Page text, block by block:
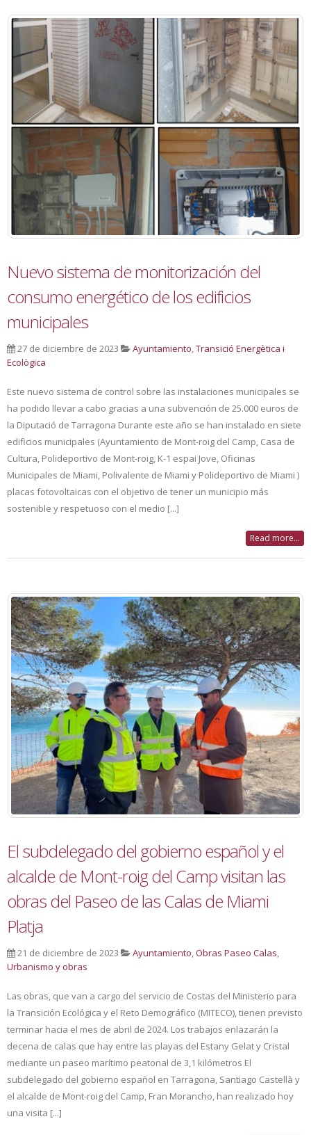
Nuevo sistema de monitorización del
consumo energético de los edificios
municipales
27 de diciembre de 2023 Ayuntamiento,Transició Energètica i
Ecològica
Este nuevo sistema de control sobre las instalaciones municipales se
ha podido llevar a cabo gracias a una subvención de 25.000 euros de
la Diputació de Tarragona Durante este año se han instalado en siete
edificios municipales (Ayuntamiento de Mont-roig del Camp, Casa de
Cultura, Polideportivo de Mont-roig, K-1 espai Jove, Oficinas
Municipales de Miami, Polivalente de Miami y Polideportivo de Miami )
placas fotovoltaicas con el objetivo de tener un municipio más
sostenible y respetuoso con el medio [...]
Read more...
El subdelegado del gobierno español y el
alcalde de Mont-roig del Camp visitan las
obras del Paseo de las Calas de Miami
Platja
21 de diciembre de 2023 Ayuntamiento,Obras Paseo Calas,
Urbanismo y obras
Las obras, que van a cargo del servicio de Costas del Ministerio para
la Transición Ecológica y el Reto Demográfico (MITECO), tienen previsto
terminar hacia el mes de abril de 2024. Los trabajos enlazarán la
decena de calas que hay entre las playas del Estany Gelat y Cristal
mediante un paseo marítimo peatonal de 3,1 kilómetros El
subdelegado del gobierno español en Tarragona, Santiago Castellà y
el alcalde de Mont-roig del Camp, Fran Morancho, han realizado hoy
una visita [...]